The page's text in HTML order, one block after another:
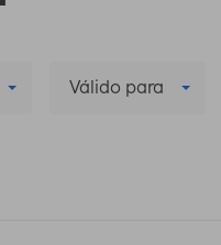
Válido para